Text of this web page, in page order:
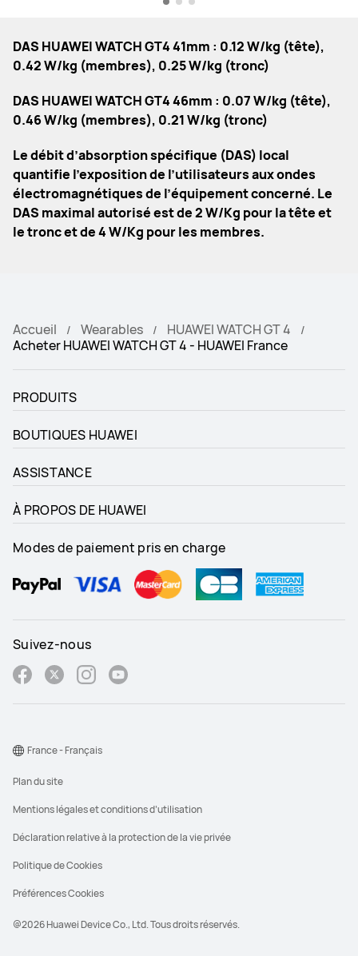
DAS HUAWEI WATCH GT4 41mm : 0.12 W/kg (tête),
0.42 W/kg (membres), 0.25 W/kg (tronc)
DAS HUAWEI WATCH GT4 46mm : 0.07 W/kg (tête),
0.46 W/kg (membres), 0.21 W/kg (tronc)
Le débit d’absorption spécifique (DAS) local
quantifie l’exposition de l’utilisateurs aux ondes
électromagnétiques de l’équipement concerné. Le
DAS maximal autorisé est de 2 W/Kg pour la tête et
le tronc et de 4 W/Kg pour les membres.
Accueil Wearables
HUAWEI WATCH GT 4
Acheter HUAWEI WATCH GT 4 - HUAWEI France
PRODUITS
BOUTIQUES HUAWEI
ASSISTANCE
À PROPOS DE HUAWEI
Modes de paiement pris en charge
Suivez-nous
@2026 Huawei Device Co., Ltd. Tous droits réservés.
Plan du site
Mentions légales et conditions d’utilisation
Déclaration relative à la protection de la vie privée
Politique de Cookies
Préférences Cookies
France - Français